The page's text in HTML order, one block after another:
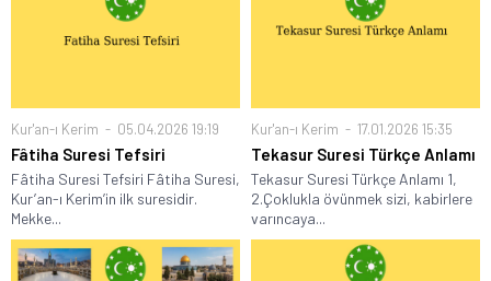
Kur'an-ı Kerim 05.04.2026 19:19
Fâtiha Suresi Tefsiri
Fâtiha Suresi Tefsiri Fâtiha Suresi,
Kur’an-ı Kerim’in ilk suresidir.
Mekke...
Kur'an-ı Kerim 17.01.2026 15:35
Tekasur Suresi Türkçe Anlamı
Tekasur Suresi Türkçe Anlamı 1,
2.Çoklukla övünmek sizi, kabirlere
varıncaya...